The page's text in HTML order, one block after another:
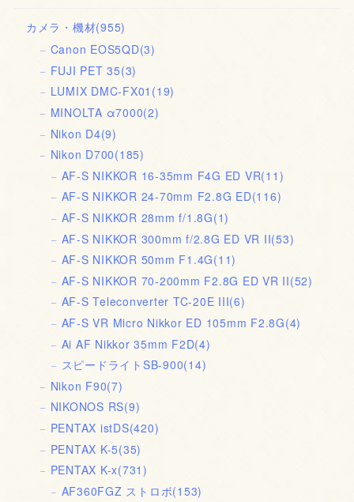
カメラ・機材(955)
Canon EOS5QD(3)
FUJI PET 35(3)
LUMIX DMC-FX01 (19)
MINOLTA α7000(2)
Nikon D4(9)
Nikon D700(185)
AF-S NIKKOR 16-35mm F4G ED VR(11)
AF-S NIKKOR 24-70mm F2.8G ED(116)
AF-S NIKKOR 28mm f/1.8G(1)
AF-S NIKKOR 300mm f/2.8G ED VR II(53)
AF-S NIKKOR 50mm F1.4G(11)
AF-S NIKKOR 70-200mm F2.8G ED VR II(52)
AF-S Teleconverter TC-20E III(6)
AF-S VR Micro Nikkor ED 105mm F2.8G(4)
Ai AF Nikkor 35mm F2D(4)
スピードライトSB-900(14)
Nikon F90(7)
NIKONOS RS(9)
PENTAX istDS(420)
PENTAX K-5(35)
PENTAX K-x(731)
AF360FGZ ストロボ(153)